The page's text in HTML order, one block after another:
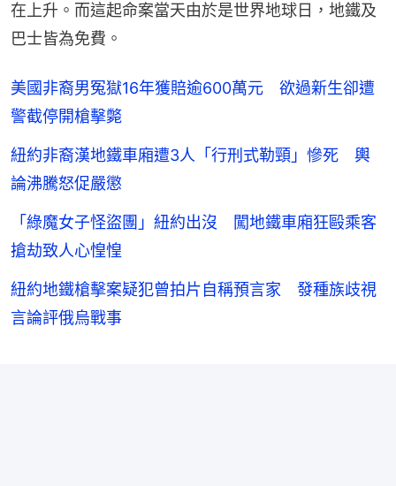
在上升。而這起命案當天由於是世界地球日，地鐵及
巴士皆為免費。
美國非裔男冤獄16年獲賠逾600萬元 欲過新生卻遭
警截停開槍擊斃
紐約非裔漢地鐵車廂遭3人「行刑式勒頸」慘死 輿
論沸騰怒促嚴懲
「綠魔女子怪盜團」紐約出沒 闖地鐵車廂狂毆乘客
搶劫致人心惶惶
紐約地鐵槍擊案疑犯曾拍片自稱預言家 發種族歧視
言論評俄烏戰事